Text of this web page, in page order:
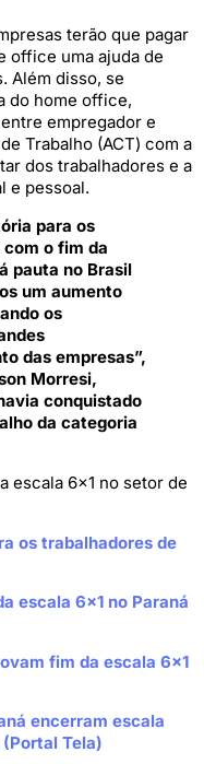
terão que pagar
office uma ajuda de
Além disso, se
do home office,
empregador e
Trabalho (ACT) com a
dos trabalhadores e a
e pessoal.
para os
com o fim da
pauta no Brasil
um aumento
os
das empresas”,
Morresi,
conquistado
da categoria
escala 6×1 no setor de
os trabalhadores de
escala 6×1 no Paraná
fim da escala 6×1
encerram escala
Tela)